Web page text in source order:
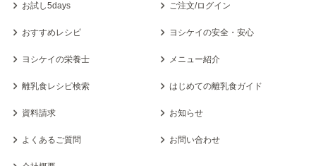
お試し5days ご注文/ログイン
おすすめレシピ ヨシケイの安全・安心
ヨシケイの栄養士 メニュー紹介
離乳食レシピ検索 はじめての離乳食ガイド
資料請求 お知らせ
よくあるご質問 お問い合わせ